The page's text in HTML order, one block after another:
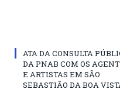
ATA DA CONSULTA
DA PNAB COM OS
E ARTISTAS EM SÃO
SEBASTIÃO DA BOA